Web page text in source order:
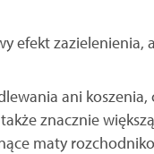
efekt zazielenienia,
ani koszenia,
znacznie
maty